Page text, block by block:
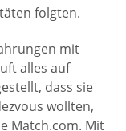
folgten.
mit
alles auf
dass sie
wollten,
Match.com. Mit